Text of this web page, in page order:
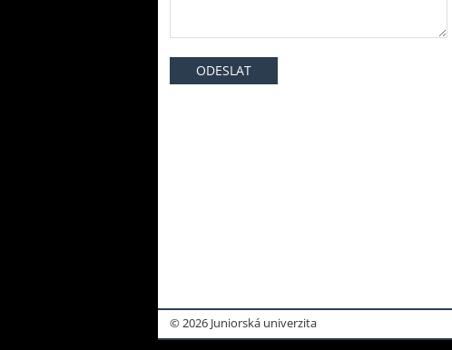
© 2026 Juniorská univerzita